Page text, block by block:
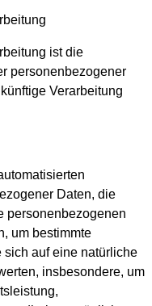
ist die
personenbezogener
Verarbeitung
Daten, die
personenbezogenen
um bestimmte
sich auf eine natürliche
insbesondere, um